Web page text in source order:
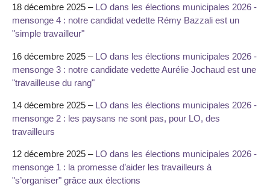
18 décembre 2025 – LO dans les élections municipales 2026 -
mensonge 4 : notre candidat vedette Rémy Bazzali est un
"simple travailleur"
16 décembre 2025 – LO dans les élections municipales 2026 -
mensonge 3 : notre candidate vedette Aurélie Jochaud est une
"travailleuse du rang"
14 décembre 2025 – LO dans les élections municipales 2026 -
mensonge 2 : les paysans ne sont pas, pour LO, des
travailleurs
12 décembre 2025 – LO dans les élections municipales 2026 -
mensonge 1 : la promesse d’aider les travailleurs à
"s’organiser" grâce aux élections